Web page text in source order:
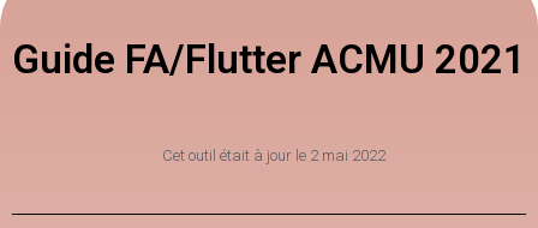
Guide FA/Flutter ACMU 2021
Cet outil était à jour le 2 mai 2022